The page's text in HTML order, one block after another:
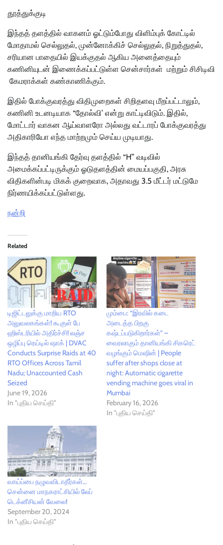
தூத்துக்குடி
இந்தத் தளத்தில் வாகனம் ஓட்டும்போது விளிம்புக் கோட்டில்
மோதாமல் செல்லுதல், முன்னோக்கிச் செல்லுதல், நிறுத்துதல்,
சரியான பாதையில் இயக்குதல் ஆகிய அனைத்தையும்
கணினியுடன் இணைக்கப்பட்டுள்ள சென்சார்கள் மற்றும் சிசிடிவி
கேமராக்கள் கண்காணிக்கும்.
இதில் போக்குவரத்து விதிமுறைகள் சிறிதளவு மீறப்பட்டாலும்,
கணினி உடனடியாக “தோல்வி’ என்று காட்டிவிடும். இதில்,
மோட்டார் வாகன ஆய்வாளரோ அல்லது வட்டாரப் போக்குவரத்து
அதிகாரியோ எந்த மாற்றமும் செய்ய முடியாது.
இந்தத் தானியங்கி தேர்வு தளத்தில் “H” வடிவில்
அமைக்கப்பட்டிருக்கும் ஓடுதளத்தின் மையப்பகுதி, அரசு
விதிகளின்படி மிகக் குறைவாக, அதாவது 3.5 மீட்டர் மட்டுமே
நிர்ணயிக்கப்பட்டுள்ளது.
நன்றி
Related
டிஜிட்டலுக்கு மாறிய RTO
அலுவலகங்கள்! கூகுள் பே
ஹிஸ்டரியில் அதிர்ச்சி! லஞ்ச
ஒழிப்பு ரெய்டில் ஷாக் | DVAC
Conducts Surprise Raids at 40
RTO Offices Across Tamil
Nadu; Unaccounted Cash
Seized
June 19, 2026
In "புதிய செய்தி"
மும்பை: “இரவில் கடை
அடைத்த பிறகு
கஷ்டப்படுகிறார்கள்” –
வைரலாகும் தானியங்கி சிகரெட்
வழங்கும் மெஷின் | People
suffer after shops close at
night: Automatic cigarette
vending machine goes viral in
Mumbai
February 16, 2026
In "புதிய செய்தி"
வாய்ப்பை நழுவவிடாதீர்கள்…
சென்னை மாநகராட்சியில் லேப்
டெக்னீசியன் வேலை!
September 20, 2024
In "புதிய செய்தி"